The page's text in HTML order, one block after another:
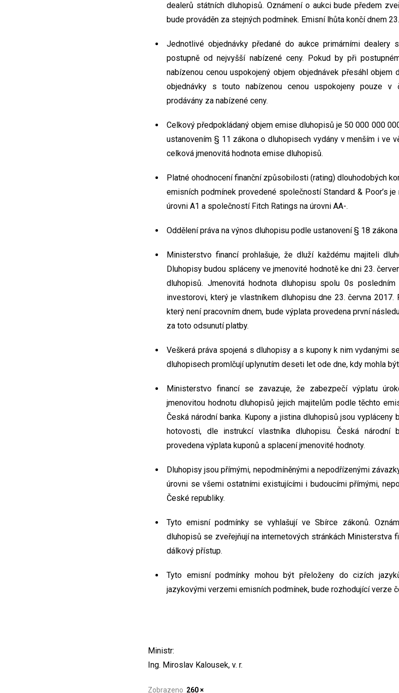
dealerů státních dluhopisů. Oznámení o aukci bude předem
bude prováděn za stejných podmínek. Emisní lhůta končí dnem
Jednotlivé objednávky předané do aukce primárními dealery
postupně od nejvyšší nabízené ceny. Pokud by při
nabízenou cenou uspokojený objem objednávek přesáhl objem
objednávky s touto nabízenou cenou uspokojeny pouze v
prodávány za nabízené ceny.
Celkový předpokládaný objem emise dluhopisů je 50 000 000
ustanovením § 11 zákona o dluhopisech vydány v menším i ve
celková jmenovitá hodnota emise dluhopisů.
Platné ohodnocení finanční způsobilosti (rating) dlouhodobých
emisních podmínek provedené společností Standard & Poor’s
úrovni A1 a společností Fitch Ratings na úrovni AA-.
Oddělení práva na výnos dluhopisu podle ustanovení § 18
Ministerstvo financí prohlašuje, že dluží každému majiteli
Dluhopisy budou spláceny ve jmenovité hodnotě ke dni 23.
dluhopisů. Jmenovitá hodnota dluhopisu spolu 0s
investorovi, který je vlastníkem dluhopisu dne 23. června
který není pracovním dnem, bude výplata provedena první
za toto odsunutí platby.
Veškerá práva spojená s dluhopisy a s kupony k nim vydanými
dluhopisech promlčují uplynutím deseti let ode dne, kdy mohla
Ministerstvo financí se zavazuje, že zabezpečí výplatu
jmenovitou hodnotu dluhopisů jejich majitelům podle těchto
Česká národní banka. Kupony a jistina dluhopisů jsou
hotovosti, dle instrukcí vlastníka dluhopisu. Česká národní
provedena výplata kuponů a splacení jmenovité hodnoty.
Dluhopisy jsou přímými, nepodmíněnými a nepodřízenými
úrovni se všemi ostatními existujícími i budoucími přímými,
České republiky.
Tyto emisní podmínky se vyhlašují ve Sbírce zákonů.
dluhopisů se zveřejňují na internetových stránkách Ministerstva
dálkový přístup.
Tyto emisní podmínky mohou být přeloženy do cizích
jazykovými verzemi emisních podmínek, bude rozhodující verze
Ministr:
Ing. Miroslav Kalousek, v. r.
Zobrazeno 260 ×